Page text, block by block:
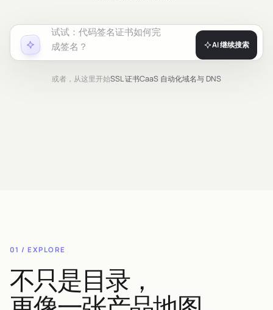
试试： 代码签名证书如何完
成签名？
AI 继续搜索
或者，从这里开始SSL 证书CaaS 自动化域名与 DNS
01 / EXPLORE
不只是目录，